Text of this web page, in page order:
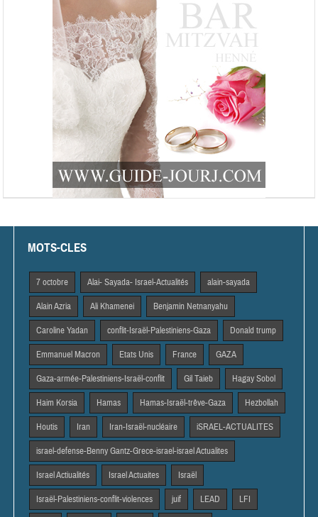
MOTS-CLES
7 octobre Alai- Sayada- Israel-Actualités alain-sayada
Alain Azria Ali Khamenei Benjamin Netnanyahu
Caroline Yadan conflit-Israël-Palestiniens-Gaza Donald trump
Emmanuel Macron Etats Unis France GAZA
Gaza-armée-Palestiniens-Israël-conflit Gil Taieb Hagay Sobol
Haim Korsia Hamas Hamas-Israël-trêve-Gaza Hezbollah
Houtis Iran Iran-Israël-nucléaire iSRAEL-ACTUALITES
israel-defense-Benny Gantz-Grece-israel-israel Actualites
Israel Actiualités Israel Actuaites Israël
Israël-Palestiniens-conflit-violences juif LEAD LFI